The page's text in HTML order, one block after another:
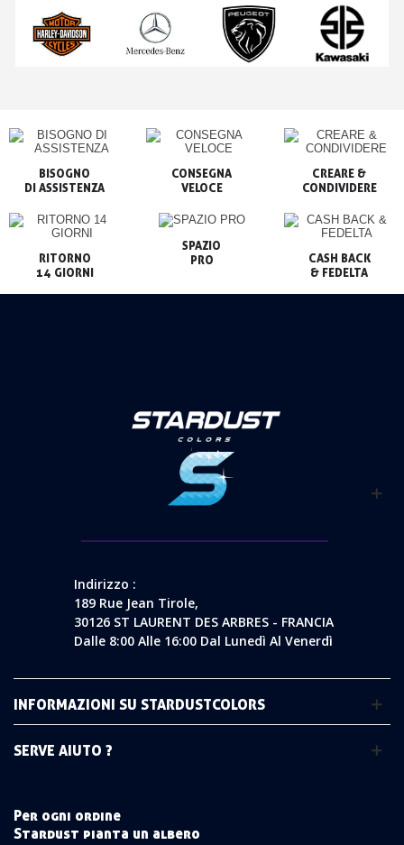
BISOGNO
CONSEGNA
VELOCE
CREARE &
CONDIVIDERE
RITORNO
14 GIORNI
SPAZIO
PRO
CASH BACK
& FEDELTA
Indirizzo :
189 Rue Jean Tirole,
30126 ST LAURENT DES ARBRES - FRANCIA
Dalle 8:00 Alle 16:00 Dal Lunedì Al Venerdì
INFORMAZIONI SU STARDUSTCOLORS
SERVE AIUTO ?
Per ogni ordine
Stardust pianta un albero